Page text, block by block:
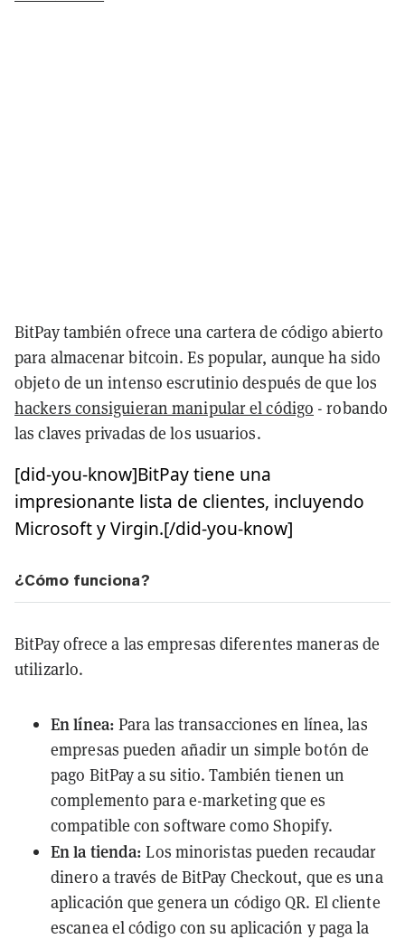
BitPay también ofrece una cartera de código abierto
para almacenar bitcoin. Es popular, aunque ha sido
objeto de un intenso escrutinio después de que los
hackers consiguieran manipular el código - robando
las claves privadas de los usuarios.
[did-you-know]BitPay tiene una
impresionante lista de clientes, incluyendo
Microsoft y Virgin.[/did-you-know]
¿Cómo funciona?
BitPay ofrece a las empresas diferentes maneras de
utilizarlo.
En línea: Para las transacciones en línea, las
empresas pueden añadir un simple botón de
pago BitPay a su sitio. También tienen un
complemento para e-marketing que es
compatible con software como Shopify.
En la tienda: Los minoristas pueden recaudar
dinero a través de BitPay Checkout, que es una
aplicación que genera un código QR. El cliente
escanea el código con su aplicación y paga la